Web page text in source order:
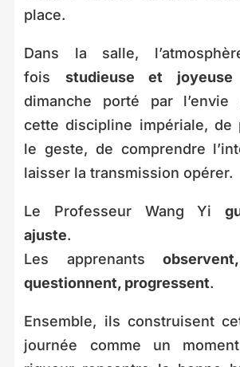
place.
Dans la salle,
fois studieuse et joyeuse
dimanche porté par l’envie
cette discipline impériale, de
le geste, de comprendre
laisser la transmission opérer.
Le Professeur Wang Yi
ajuste.
Les apprenants
questionnent, progressent.
Ensemble, ils construisent
journée comme un